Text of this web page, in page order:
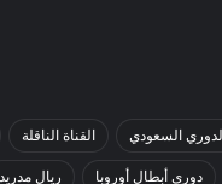
السعودي القناة الناقلة
دوري أبطال أوروبا ريال مدريد